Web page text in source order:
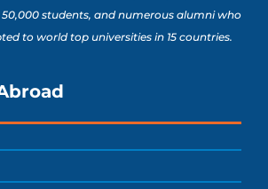
8 Lomba Jurusan
Psikologi untuk
Buat Persiapan Study
Baca Sekarang!
students, and numerous alumni who
to world top universities in 15 countries.